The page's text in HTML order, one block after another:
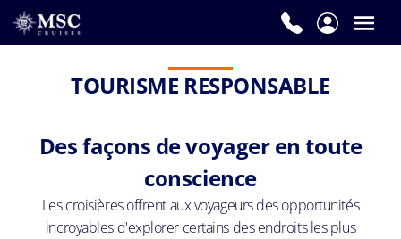
TOURISME RESPONSABLE
Des façons de voyager en toute
conscience
Les croisières offrent aux voyageurs des opportunités
incroyables d'explorer certains des endroits les plus